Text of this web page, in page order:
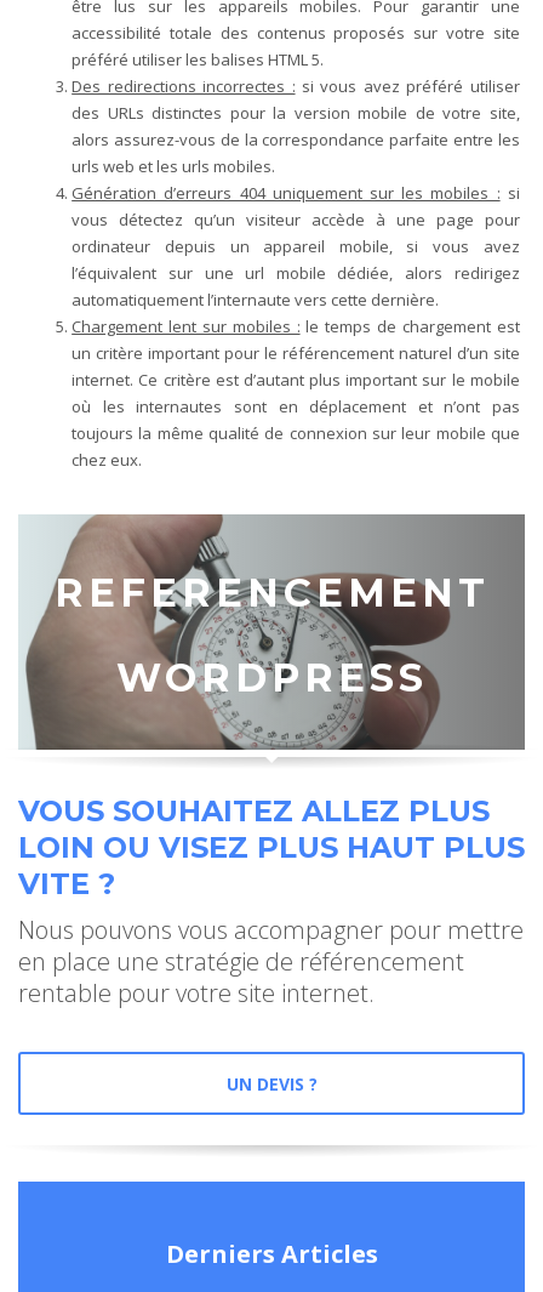
être lus sur les appareils mobiles. Pour garantir une
accessibilité totale des contenus proposés sur votre site
préféré utiliser les balises HTML 5.
Des redirections incorrectes : si vous avez préféré utiliser
des URLs distinctes pour la version mobile de votre site,
alors assurez-vous de la correspondance parfaite entre les
urls web et les urls mobiles.
Génération d’erreurs 404 uniquement sur les mobiles : si
vous détectez qu’un visiteur accède à une page pour
ordinateur depuis un appareil mobile, si vous avez
l’équivalent sur une url mobile dédiée, alors redirigez
automatiquement l’internaute vers cette dernière.
Chargement lent sur mobiles : le temps de chargement est
un critère important pour le référencement naturel d’un site
internet. Ce critère est d’autant plus important sur le mobile
où les internautes sont en déplacement et n’ont pas
toujours la même qualité de connexion sur leur mobile que
chez eux.
REFERENCEMENT
WORDPRESS
VOUS SOUHAITEZ ALLEZ PLUS
LOIN OU VISEZ PLUS HAUT PLUS
VITE ?
Nous pouvons vous accompagner pour mettre
en place une stratégie de référencement
rentable pour votre site internet.
UN DEVIS ?
Derniers Articles